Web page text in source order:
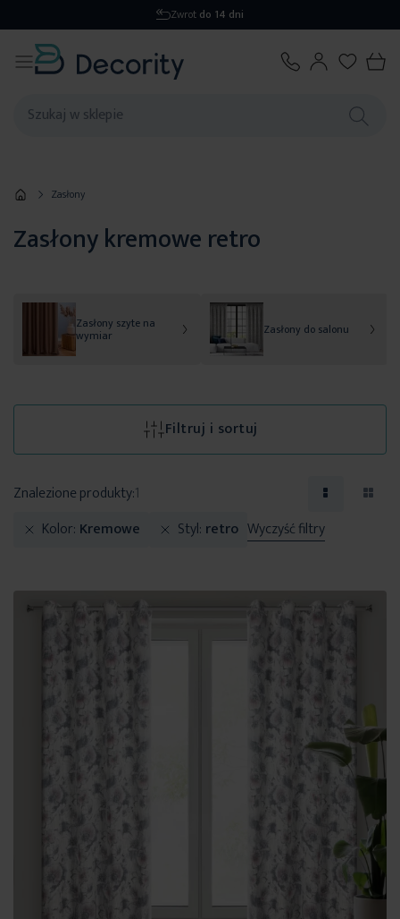
Zwrot do 14 dni
Zasłony
Zasłony kremowe retro
Zasłony szyte na
wymiar Zasłony do salonu
Filtruj i sortuj
Znalezione produkty:1
Kolor Kremowe Styl retro Wyczyść filtry